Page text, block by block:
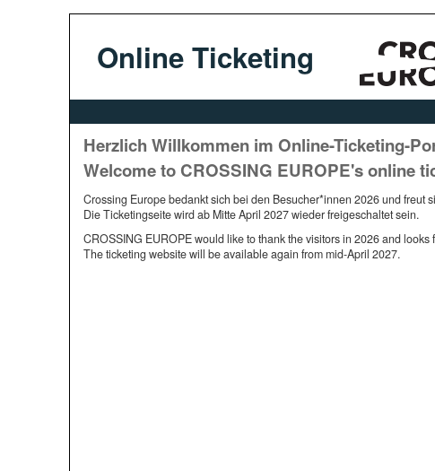
Online Ticketing
Herzlich Willkommen im Online-Ticketing-
Welcome to CROSSING EUROPE's online
Crossing Europe bedankt sich bei den Besucher*innen 2026 und
Die Ticketingseite wird ab Mitte April 2027 wieder freigeschaltet sein.
CROSSING EUROPE would like to thank the visitors in 2026 and
The ticketing website will be available again from mid-April 2027.